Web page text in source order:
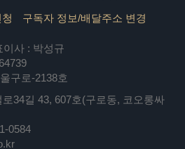
구독자 정보/배달주소 변경
이사 : 박성규
구로-2138호
34길 43, 607호(구로동, 코오롱싸
0584